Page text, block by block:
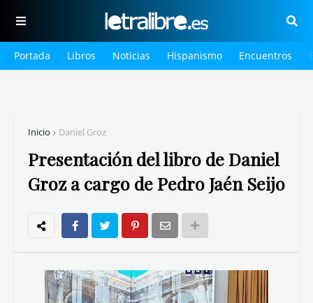
Portada Libros Noticias Hispanismo Encuentros
Inicio Daniel Groz
Presentación del libro de Daniel
Groz a cargo de Pedro Jaén Seijo